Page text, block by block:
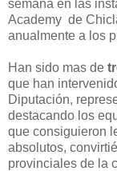
semana en las
Academy de
anualmente a los
Han sido mas de
que han
Diputación,
destacando los
que consiguieron
absolutos,
provinciales de la